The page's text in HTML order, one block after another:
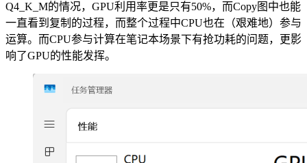
Q4_K_M的情况，GPU利用率更是只有50%，而Copy图中也能
一直看到复制的过程，而整个过程中CPU也在（艰难地）参与
运算。而CPU参与计算在笔记本场景下有抢功耗的问题，更影
响了GPU的性能发挥。